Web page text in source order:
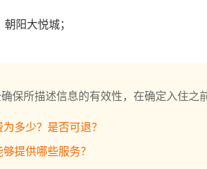
阳大悦城；
保所描述信息的有效性，在确定入住之
多少？是否可退？
提供哪些服务？